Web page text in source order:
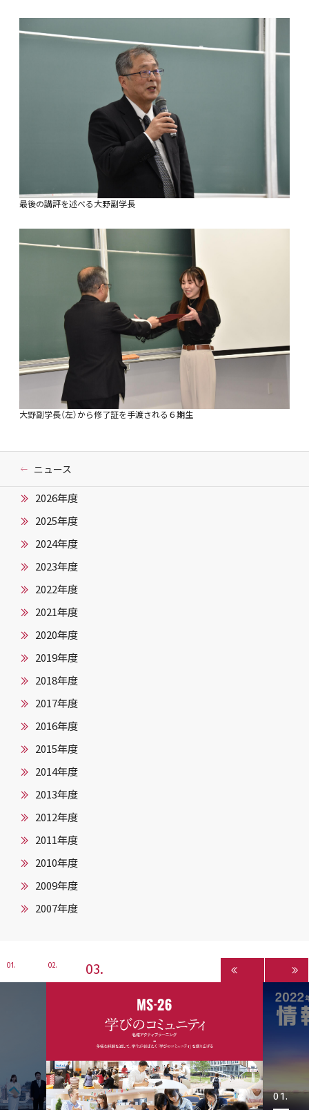
最後の講評を述べる大野副学長
大野副学長（左）から修了証を手渡される６期生
ニュース
2026年度
2025年度
2024年度
2023年度
2022年度
2021年度
2020年度
2019年度
2018年度
2017年度
2016年度
2015年度
2014年度
2013年度
2012年度
2011年度
2010年度
2009年度
2007年度
1 2 3